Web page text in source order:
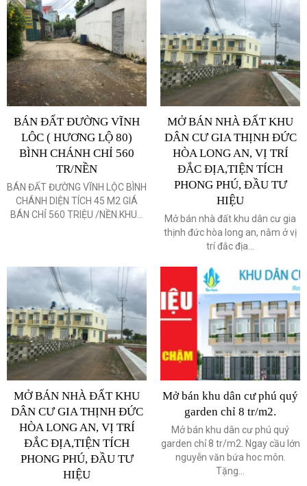
BÁN ĐẤT ĐƯỜNG VĨNH
LÔC ( HƯƠNG LỘ 80)
BÌNH CHÁNH CHỈ 560
TR/NỀN
BÁN ĐẤT ĐƯỜNG VĨNH LỘC BÌNH
CHÁNH DIỆN TÍCH 45 M2 GIÁ
BÁN CHỈ 560 TRIỆU /NỀN.KHU...
MỞ BÁN NHÀ ĐẤT KHU
DÂN CƯ GIA THỊNH ĐỨC
HÒA LONG AN, VỊ TRÍ
ĐẮC ĐỊA,TIỆN TÍCH
PHONG PHÚ, ĐẦU TƯ
HIỆU
Mở bán nhà đất khu dân cư gia
thịnh đức hòa long an, nằm ở vị
trí đắc địa...
MỞ BÁN NHÀ ĐẤT KHU
DÂN CƯ GIA THỊNH ĐỨC
HÒA LONG AN, VỊ TRÍ
ĐẮC ĐỊA,TIỆN TÍCH
PHONG PHÚ, ĐẦU TƯ
HIỆU
Mở bán khu dân cư phú quý
garden chỉ 8 tr/m2.
Mở bán khu dân cư phú quý
garden chỉ 8 tr/m2. Ngay cầu lớn
nguyễn văn bứa hoc môn.
Tặng...